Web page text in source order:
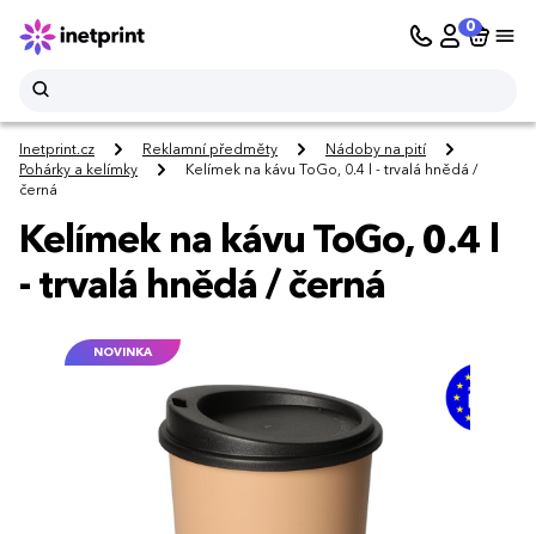
0
Inetprint.cz Reklamní předměty
Nádoby na pití
Pohárky a kelímky
Kelímek na kávu ToGo, 0.4 l - trvalá hnědá /
černá
Kelímek na kávu ToGo, 0.4 l
- trvalá hnědá / černá
NOVINKA